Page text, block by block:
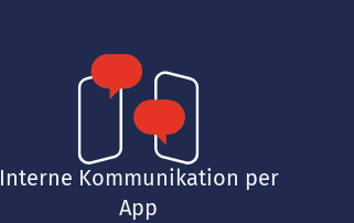
Interne Kommunikation per
App